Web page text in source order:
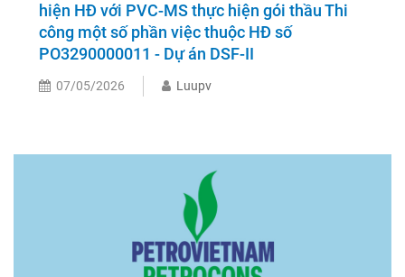
hiện HĐ với PVC-MS thực hiện gói thầu Thi
công một số phần việc thuộc HĐ số
PO3290000011 - Dự án DSF-II
07/05/2026 Luupv